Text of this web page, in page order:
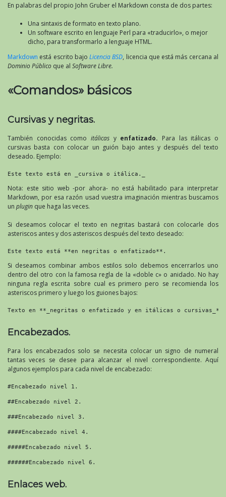
En palabras del propio John Gruber el Markdown consta de dos partes:
Una sintaxis de formato en texto plano.
Un software escrito en lenguaje Perl para «traducirlo», o mejor
dicho, para transformarlo a lenguaje HTML.
Markdown está escrito bajoLicencia BSD, licencia que está más cercana al
Dominio Público que al Software Libre.
«Comandos» básicos
Cursivas y negritas.
También conocidas como itálicas y enfatizado. Para las itálicas o
cursivas basta con colocar un guión bajo antes y después del texto
deseado. Ejemplo:
Este texto está en _cursiva o itálica._
Nota: este sitio web -por ahora- no está habilitado para interpretar
Markdown, por esa razón usad vuestra imaginación mientras buscamos
un plugin que haga las veces.
Si deseamos colocar el texto en negritas bastará con colocarle dos
asteriscos antes y dos asteriscos después del texto deseado:
Este texto está **en negritas o enfatizado**.
Si deseamos combinar ambos estilos solo debemos encerrarlos uno
dentro del otro con la famosa regla de la «doble c» o anidado. No hay
ninguna regla escrita sobre cual es primero pero se recomienda los
asteriscos primero y luego los guiones bajos:
Texto en **_negritas o enfatizado y en itálicas o cursivas_**.
Encabezados.
Para los encabezados solo se necesita colocar un signo de numeral
tantas veces se desee para alcanzar el nivel correspondiente. Aquí
algunos ejemplos para cada nivel de encabezado:
#Encabezado nivel 1.
##Encabezado nivel 2.
###Encabezado nivel 3.
####Encabezado nivel 4.
#####Encabezado nivel 5.
######Encabezado nivel 6.
Enlaces web.